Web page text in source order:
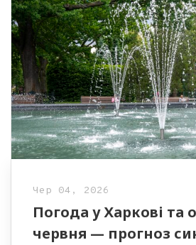
Чер 04, 2026
Погода у Харкові та
червня — прогноз